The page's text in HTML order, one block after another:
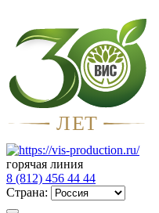
ЛЕТ
горячая линия
8 (812) 456 44 44
Страна: